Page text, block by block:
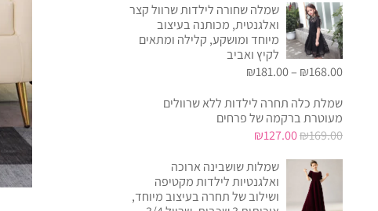
היה:
₪149.00.
הוא:
₪79.00.
שמלה שחורה לילדות שרוול קצר
ואלגנטית, מכותנה בעיצוב
מיוחד ומושקע, קלילה ומתאים
לקיץ ואביב
₪168.00
–
₪181.00
שמלת כלה תחרה לילדות ללא שרוולים
מעוטרת ברקמה של פרחים
₪169.00
המחיר
היה:
₪169.00.
₪127.00
הוא:
₪127.00.
שמלות שושבינה ארוכה
ואלגנטיות לילדות מקטיפה
ושילוב של תחרה בעיצוב מיוחד,